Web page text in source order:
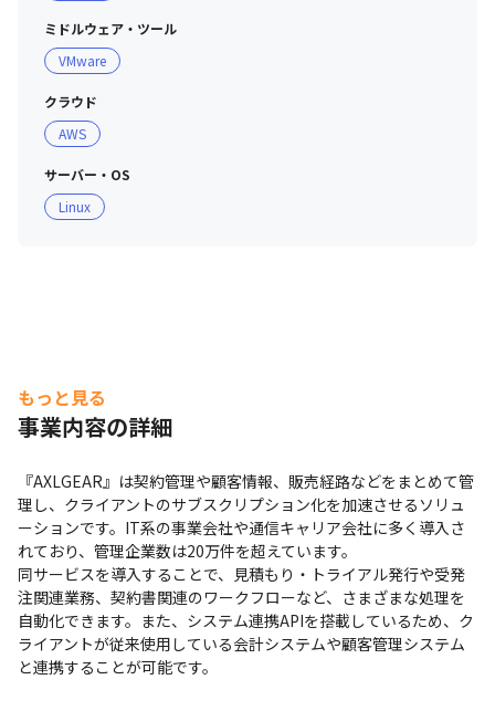
ミドルウェア・ツール
VMware
クラウド
AWS
サーバー・OS
Linux
もっと見る
事業内容の詳細
『AXLGEAR』は契約管理や顧客情報、販売経路などをまとめて管
理し、クライアントのサブスクリプション化を加速させるソリュ
ーションです。IT系の事業会社や通信キャリア会社に多く導入さ
れており、管理企業数は20万件を超えています。
同サービスを導入することで、見積もり・トライアル発行や受発
注関連業務、契約書関連のワークフローなど、さまざまな処理を
自動化できます。また、システム連携APIを搭載しているため、ク
ライアントが従来使用している会計システムや顧客管理システム
と連携することが可能です。